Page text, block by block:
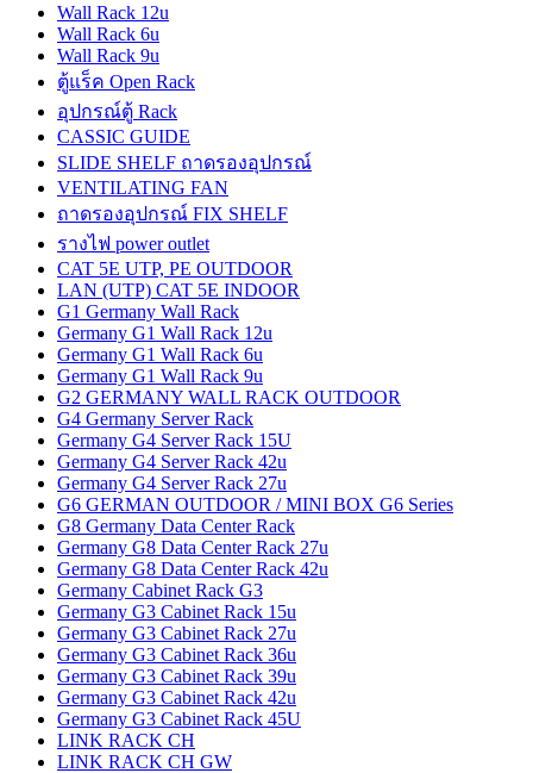
Wall Rack 12u
Wall Rack 6u
Wall Rack 9u
ตู้แร็ค Open Rack
อุปกรณ์ตู้ Rack
CASSIC GUIDE
SLIDE SHELF ถาดรองอุปกรณ์
VENTILATING FAN
ถาดรองอุปกรณ์ FIX SHELF
รางไฟ power outlet
CAT 5E UTP, PE OUTDOOR
LAN (UTP) CAT 5E INDOOR
G1 Germany Wall Rack
Germany G1 Wall Rack 12u
Germany G1 Wall Rack 6u
Germany G1 Wall Rack 9u
G2 GERMANY WALL RACK OUTDOOR
G4 Germany Server Rack
Germany G4 Server Rack 15U
Germany G4 Server Rack 42u
Germany G4 Server Rack 27u
G6 GERMAN OUTDOOR / MINI BOX G6 Series
G8 Germany Data Center Rack
Germany G8 Data Center Rack 27u
Germany G8 Data Center Rack 42u
Germany Cabinet Rack G3
Germany G3 Cabinet Rack 15u
Germany G3 Cabinet Rack 27u
Germany G3 Cabinet Rack 36u
Germany G3 Cabinet Rack 39u
Germany G3 Cabinet Rack 42u
Germany G3 Cabinet Rack 45U
LINK RACK CH
LINK RACK CH GW